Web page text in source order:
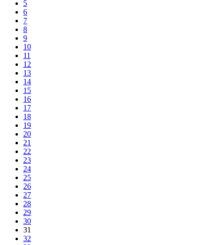
5
6
7
8
9
10
11
12
13
14
15
16
17
18
19
20
21
22
23
24
25
26
27
28
29
30
31
32